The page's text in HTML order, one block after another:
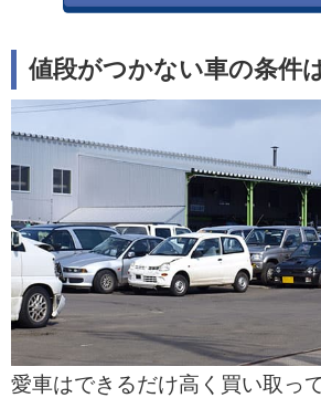
値段がつかない車の条件
愛車はできるだけ高く買い取っ